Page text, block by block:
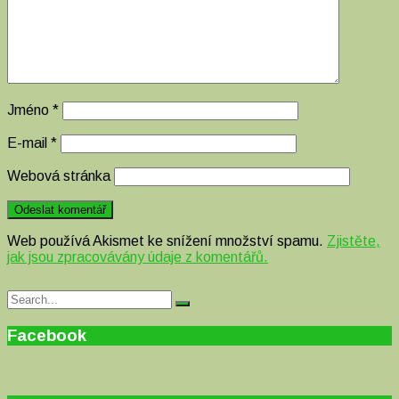
Jméno *
E-mail *
Webová stránka
Web používá Akismet ke snížení množství spamu. Zjistěte,
jak jsou zpracovávány údaje z komentářů.
Search
for:
Search
Facebook